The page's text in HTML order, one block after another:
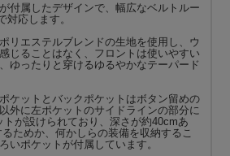
付属したデザインで、幅広なベルトルー
対応します。
リエステルブレンドの生地を使用し、ウ
じることはなく、フロントは使いやすい
ゆったりと穿けるゆるやかなテーパード
ケットとバックポケットはボタン留めの
外に左ポケットのサイドラインの部分に
が設けられており、深さが約40cmあ
ためか、何かしらの装備を収納するこ
いポケットが付属しています。